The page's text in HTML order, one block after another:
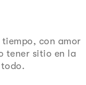
con amor
tener sitio en la